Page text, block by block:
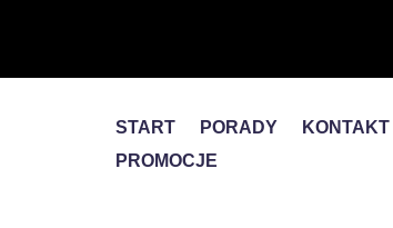
START PORADY KONTAKT
PROMOCJE